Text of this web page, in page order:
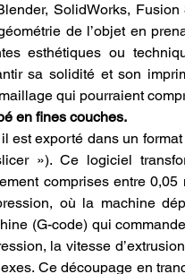
SolidWorks,
de l’objet en
esthétiques ou
sa solidité et son
qui pourraient
en fines couches.
est exporté dans un
»). Ce logiciel
comprises entre
où la machine
(G-code) qui
la vitesse
Ce découpage en